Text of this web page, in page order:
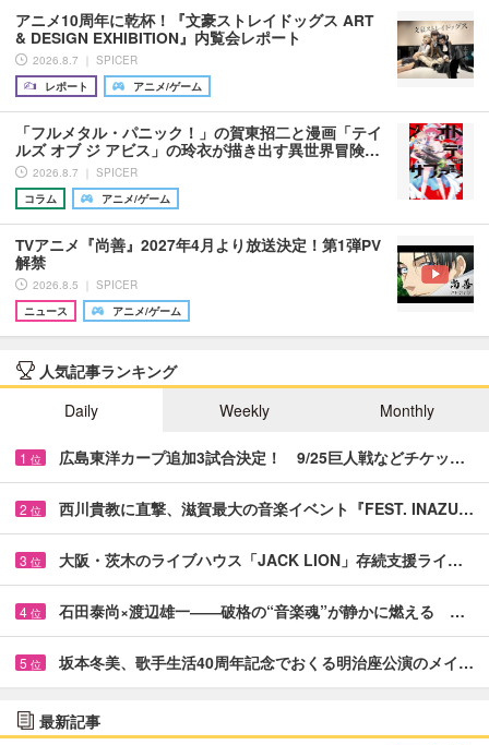
アニメ10周年に乾杯！『文豪ストレイドッグス ART
& DESIGN EXHIBITION』内覧会レポート
2026.8.7 ｜ SPICER
レポート
アニメ/ゲーム
「フルメタル・パニック！」の賀東招二と漫画「テイ
ルズ オブ ジ アビス」の玲衣が描き出す異世界冒険…
2026.8.7 ｜ SPICER
コラム
アニメ/ゲーム
TVアニメ『尚善』2027年4月より放送決定！第1弾PV
解禁
2026.8.5 ｜ SPICER
ニュース
アニメ/ゲーム
人気記事ランキング
Daily
Weekly Monthly
1 位 広島東洋カープ追加3試合決定！ 9/25巨人戦などチケッ…
2 位 西川貴教に直撃、滋賀最大の音楽イベント『FEST. INAZU…
3 位 大阪・茨木のライブハウス「JACK LION」存続支援ライ…
4 位 石田泰尚×渡辺雄一――破格の“音楽魂”が静かに燃える …
5 位 坂本冬美、歌手生活40周年記念でおくる明治座公演のメイ…
最新記事